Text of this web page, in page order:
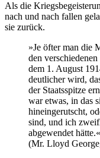
Als die
nach und nach fallen
sie zurück.
»Je öfter man die
den
dem 1. August
deutlicher wird,
der Staatsspitze
war etwas, in das
hineingerutscht,
sind, und ich
abgewendet hätte.«
(Mr. Lloyd